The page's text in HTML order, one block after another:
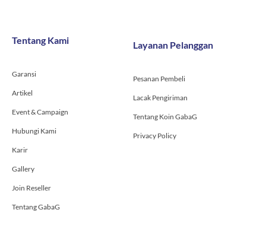
o
o
f
g
r
Tentang Kami
Garansi
Artikel
Event & Campaign
Hubungi Kami
Karir
Gallery
Join Reseller
Tentang GabaG
Layanan Pelanggan
Pesanan Pembeli
Lacak Pengiriman
Tentang Koin GabaG
Privacy Policy